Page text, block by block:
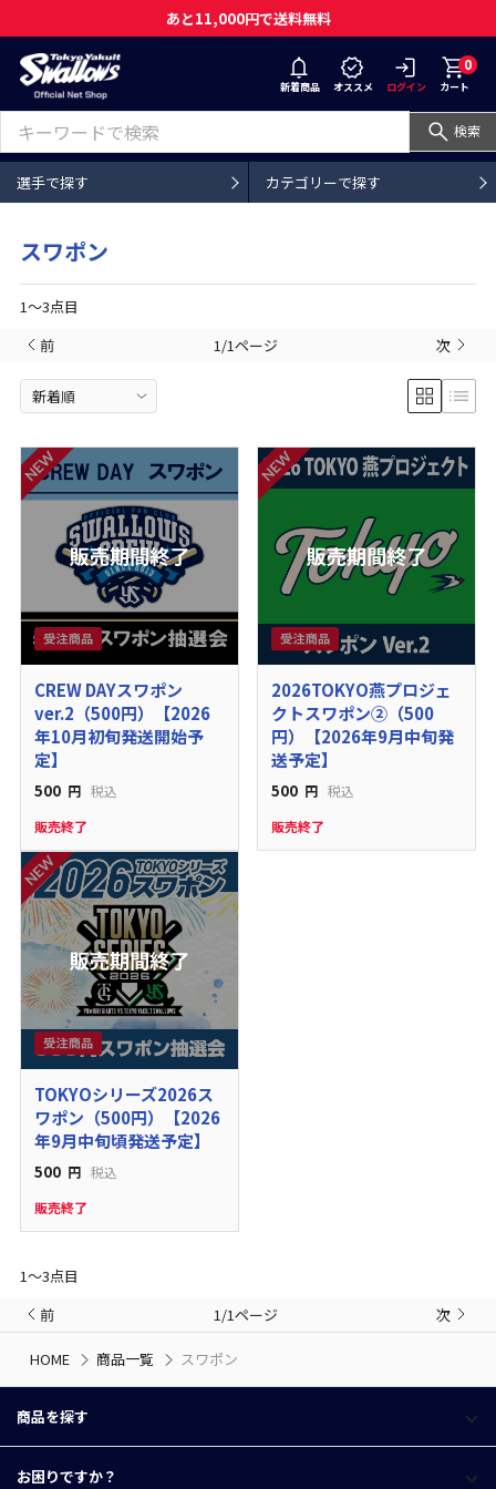
あと11,000円で送料無料
新着商品 オススメ ログイン
0
カート
検索
選手で探す カテゴリーで探す
スワポン
1〜3点目
前
1/1ページ 次
CREW DAYスワポン
ver.2（500円）【2026
年10月初旬発送開始予
定】
500 円 税込
販売終了
2026TOKYO燕プロジェ
クトスワポン②（500
円）【2026年9月中旬発
送予定】
500 円 税込
販売終了
TOKYOシリーズ2026ス
ワポン（500円）【2026
年9月中旬頃発送予定】
500 円 税込
販売終了
1〜3点目
前
1/1ページ 次
HOME 商品一覧 スワポン
商品を探す
お困りですか？